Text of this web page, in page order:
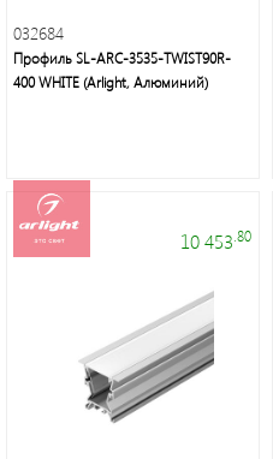
032684
Профиль SL-ARC-3535-TWIST90R-
400 WHITE (Arlight, Алюминий)
10 453 .80